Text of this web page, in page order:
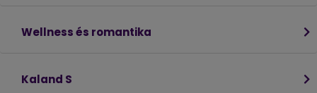
Wellness és romantika
Kaland S